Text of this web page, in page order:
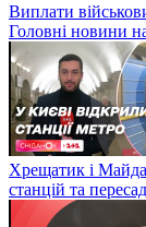
Виплати
Головні новини
Хрещатик і
станцій та